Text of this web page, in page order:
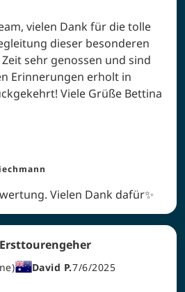
vielen Dank für die tolle
dieser besonderen
sehr genossen und sind
Erinnerungen erholt in
Viele Grüße Bettina
Vielen Dank dafür✨
David P.7/6/2025